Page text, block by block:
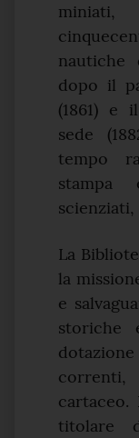
miniati,
nautiche
dopo il
(1861) e
sede
tempo
La
la
e
storiche
correnti,
cartaceo.
titolare